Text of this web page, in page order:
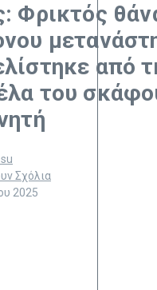
Φρικτός
από
του
Σχόλια
2025